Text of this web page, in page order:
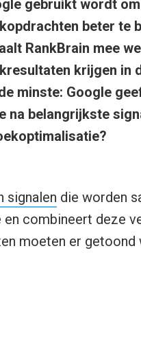
gebruikt wordt
beter te
RankBrain mee
krijgen in
minste: Google
na belangrijkste
signalen die worden
combineert deze
moeten er getoond